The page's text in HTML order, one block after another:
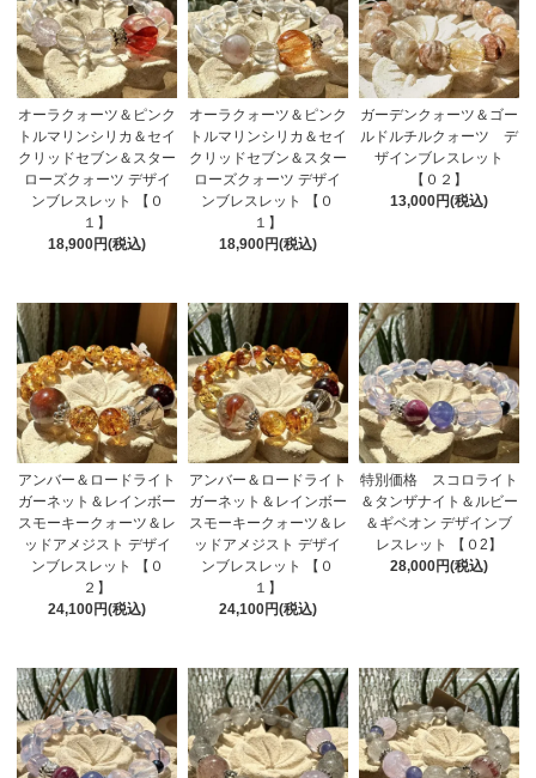
オーラクォーツ＆ピンク
トルマリンシリカ＆セイ
クリッドセブン＆スター
ローズクォーツ デザイ
ンブレスレット 【０
１】
18,900円(税込)
オーラクォーツ＆ピンク
トルマリンシリカ＆セイ
クリッドセブン＆スター
ローズクォーツ デザイ
ンブレスレット 【０
１】
18,900円(税込)
ガーデンクォーツ＆ゴー
ルドルチルクォーツ デ
ザインブレスレット
【０２】
13,000円(税込)
アンバー＆ロードライト
ガーネット＆レインボー
スモーキークォーツ＆レ
ッドアメジスト デザイ
ンブレスレット 【０
２】
24,100円(税込)
アンバー＆ロードライト
ガーネット＆レインボー
スモーキークォーツ＆レ
ッドアメジスト デザイ
ンブレスレット 【０
１】
24,100円(税込)
特別価格 スコロライト
＆タンザナイト＆ルビー
＆ギベオン デザインブ
レスレット 【０2】
28,000円(税込)